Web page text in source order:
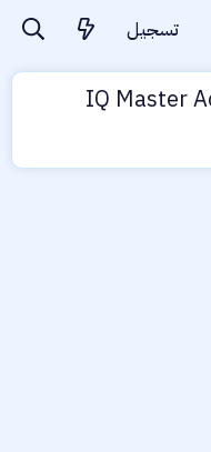
تسجيل